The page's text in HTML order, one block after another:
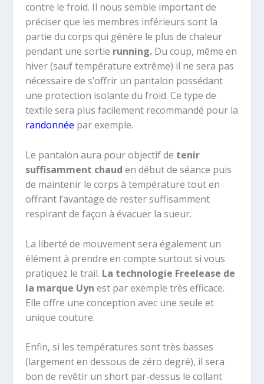
contre le froid. Il nous semble important de
préciser que les membres inférieurs sont la
partie du corps qui génère le plus de chaleur
pendant une sortie running. Du coup, même en
hiver (sauf température extrême) il ne sera pas
nécessaire de s’offrir un pantalon possédant
une protection isolante du froid. Ce type de
textile sera plus facilement recommandé pour la
randonnée par exemple.
Le pantalon aura pour objectif de tenir
suffisamment chaud en début de séance puis
de maintenir le corps à température tout en
offrant l’avantage de rester suffisamment
respirant de façon à évacuer la sueur.
La liberté de mouvement sera également un
élément à prendre en compte surtout si vous
pratiquez le trail. La technologie Freelease de
la marque Uyn est par exemple très efficace.
Elle offre une conception avec une seule et
unique couture.
Enfin, si les températures sont très basses
(largement en dessous de zéro degré), il sera
bon de revêtir un short par-dessus le collant